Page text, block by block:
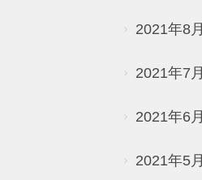
2021年8月
2021年7月
2021年6月
2021年5月